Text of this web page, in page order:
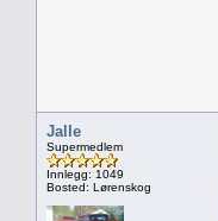
Jalle
Supermedlem
Innlegg: 1049
Bosted: Lørenskog